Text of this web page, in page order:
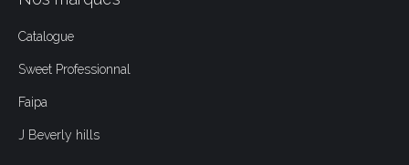
Catalogue
Sweet Professionnal
Faipa
J Beverly hills